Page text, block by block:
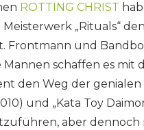
ROTTING CHRIST
„Rituals“
Frontmann und
Mannen schaffen es mit
den Weg der
und „Kata Toy
aber dennoch